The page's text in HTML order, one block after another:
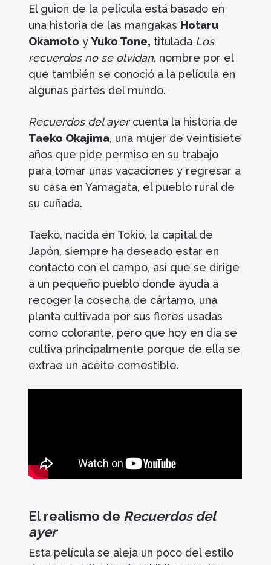
El guion de la película está basado en
una historia de las mangakas Hotaru
Okamoto yYuko Tone, titulada Los
recuerdos no se olvidan, nombre por el
que también se conoció a la película en
algunas partes del mundo.
Recuerdos del ayercuenta la historia de
Taeko Okajima, una mujer de veintisiete
años que pide permiso en su trabajo
para tomar unas vacaciones y regresar a
su casa en Yamagata, el pueblo rural de
su cuñada.
Taeko, nacida en Tokio, la capital de
Japón, siempre ha deseado estar en
contacto con el campo, así que se dirige
a un pequeño pueblo donde ayuda a
recoger la cosecha de cártamo, una
planta cultivada por sus flores usadas
como colorante, pero que hoy en día se
cultiva principalmente porque de ella se
extrae un aceite comestible.
El realismo de Recuerdos del
ayer
Esta película se aleja un poco del estilo